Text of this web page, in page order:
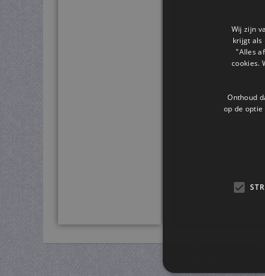
Wij zijn
krijgt als
"Alles
cookies.
Onthoud
op de optie